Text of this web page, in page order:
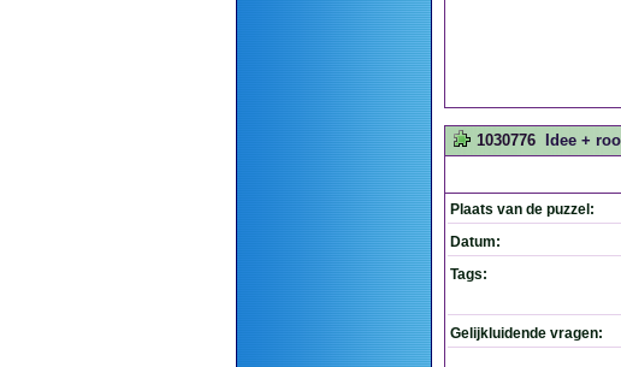
1030776 Idee +
Plaats van de puzzel:
Datum:
Tags:
Gelijkluidende vragen: